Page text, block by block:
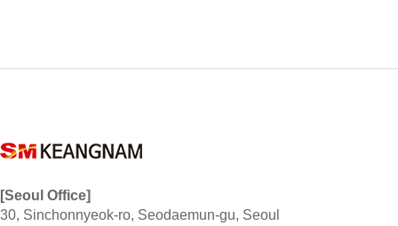
[Seoul Office]
30, Sinchonnyeok-ro, Seodaemun-gu, Seoul